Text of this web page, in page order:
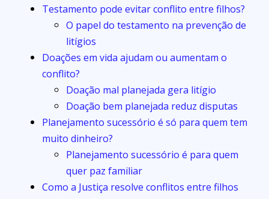
Testamento pode evitar conflito entre filhos?
O papel do testamento na prevenção de
litígios
Doações em vida ajudam ou aumentam o
conflito?
Doação mal planejada gera litígio
Doação bem planejada reduz disputas
Planejamento sucessório é só para quem tem
muito dinheiro?
Planejamento sucessório é para quem
quer paz familiar
Como a Justiça resolve conflitos entre filhos